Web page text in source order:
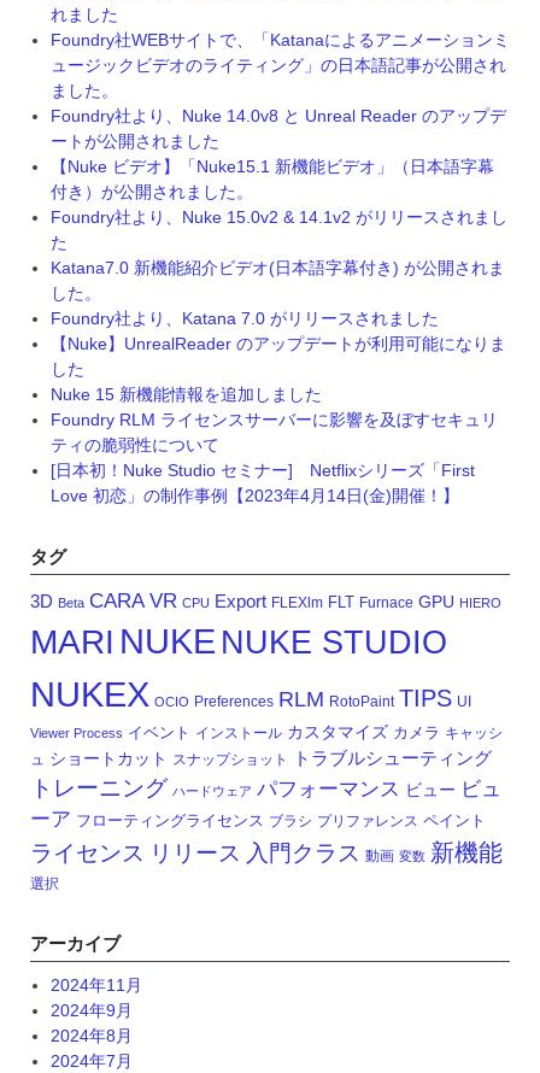
れました
Foundry社WEBサイトで、「Katanaによるアニメーションミ
ュージックビデオのライティング」の日本語記事が公開され
ました。
Foundry社より、Nuke 14.0v8 と Unreal Reader のアップデ
ートが公開されました
【Nuke ビデオ】「Nuke15.1 新機能ビデオ」（日本語字幕
付き）が公開されました。
Foundry社より、Nuke 15.0v2 & 14.1v2 がリリースされまし
た
Katana7.0 新機能紹介ビデオ(日本語字幕付き) が公開されま
した。
Foundry社より、Katana 7.0 がリリースされました
【Nuke】UnrealReader のアップデートが利用可能になりま
した
Nuke 15 新機能情報を追加しました
Foundry RLM ライセンスサーバーに影響を及ぼすセキュリ
ティの脆弱性について
[日本初！Nuke Studio セミナー] Netflixシリーズ「First
Love 初恋」の制作事例【2023年4月14日(金)開催！】
タグ
3D Beta CARA VR CPU Export FLEXlm FLT Furnace GPU HIERO
MARI NUKE NUKE STUDIO
NUKEX OCIO Preferences RLM RotoPaint TIPS UI
Viewer Process イベント インストール カスタマイズ カメラ キャッシ
ュ ショートカット スナップショット トラブルシューティング
トレーニング ハードウェア パフォーマンス ビュー ビュ
ーア フローティングライセンス ブラシ プリファレンス ペイント
ライセンス リリース 入門クラス 動画 変数 新機能
選択
アーカイブ
2024年11月
2024年9月
2024年8月
2024年7月